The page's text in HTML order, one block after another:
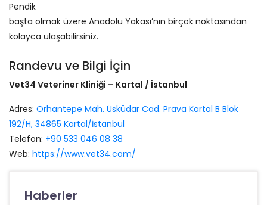
Pendik
başta olmak üzere Anadolu Yakası’nın birçok noktasından
kolayca ulaşabilirsiniz.
Randevu ve Bilgi İçin
Vet34 Veteriner Kliniği – Kartal / İstanbul
Adres: Orhantepe Mah. Üsküdar Cad. Prava Kartal B Blok
192/H, 34865 Kartal/İstanbul
Telefon: +90 533 046 08 38
Web: https://www.vet34.com/
Haberler